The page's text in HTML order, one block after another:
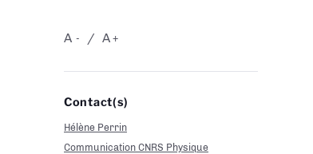
-
A +
A
Contact(s)
Hélène Perrin
Communication CNRS Physique